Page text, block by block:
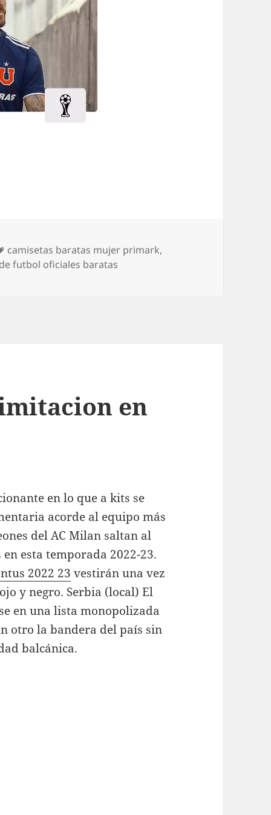
Etiquetas
camisetas baratas mujer primark,
futbol oficiales baratas
en
en lo que a kits se
acorde al equipo más
del AC Milan saltan al
esta temporada 2022-23.
2022 23 vestirán una vez
y negro. Serbia (local) El
en una lista monopolizada
otro la bandera del país sin
balcánica.